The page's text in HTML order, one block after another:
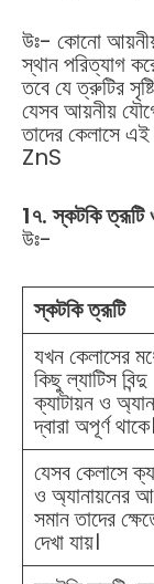
উঃ- কোনো আয়নীয়
স্থান পরিত্যাগ
তবে যে ত্রুটির
যেসব আয়নীয়
তাদের কেলাসে
ZnS
1৭.স্কটকিত্রূটি
উঃ-
স্কটকি ত্রূটি
যখন কেলাসের
কিছু ল্যাটিস বিন্দু
ক্যাটায়ন ও
দ্বারা অপূর্ণ থাকে।
যেসব কেলাসে
ও অ্যানায়নের
সমান তাদের
দেখা যায়।